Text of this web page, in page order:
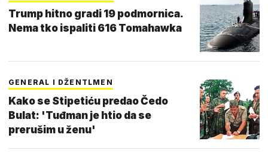
Trump hitno gradi 19 podmornica.
Nema tko ispaliti 616 Tomahawka
GENERAL I DŽENTLMEN
Kako se Stipetiću predao Čedo
Bulat: 'Tuđman je htio da se
prerušim u ženu'